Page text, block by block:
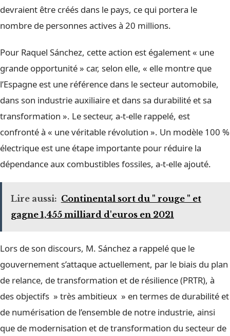
devraient être créés dans le pays, ce qui portera le
nombre de personnes actives à 20 millions.
Pour Raquel Sánchez, cette action est également « une
grande opportunité » car, selon elle, « elle montre que
l’Espagne est une référence dans le secteur automobile,
dans son industrie auxiliaire et dans sa durabilité et sa
transformation ». Le secteur, a-t-elle rappelé, est
confronté à « une véritable révolution ». Un modèle 100 %
électrique est une étape importante pour réduire la
dépendance aux combustibles fossiles, a-t-elle ajouté.
Lire aussi: Continental sort du " rouge " et
gagne 1,455 milliard d'euros en 2021
Lors de son discours, M. Sánchez a rappelé que le
gouvernement s’attaque actuellement, par le biais du plan
de relance, de transformation et de résilience (PRTR), à
des objectifs » très ambitieux » en termes de durabilité et
de numérisation de l’ensemble de notre industrie, ainsi
que de modernisation et de transformation du secteur de